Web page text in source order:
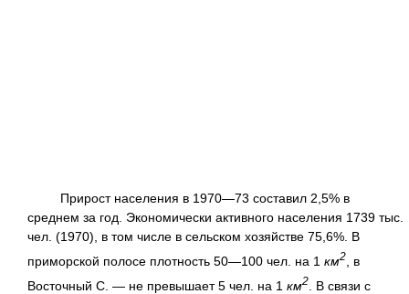
Прирост населения в 1970—73 составил 2,5% в
среднем за год. Экономически активного населения 1739 тыс.
чел. (1970), в том числе в сельском хозяйстве 75,6%. В
приморской полосе плотность 50—100 чел. на 1 км2
, в
Восточный С. — не превышает 5 чел. на 1 км2
. В связи с